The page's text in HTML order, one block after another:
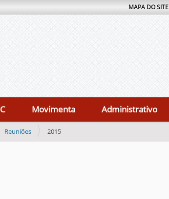
MAPA DO SITE
Movimenta Administrativo
Reuniões 2015